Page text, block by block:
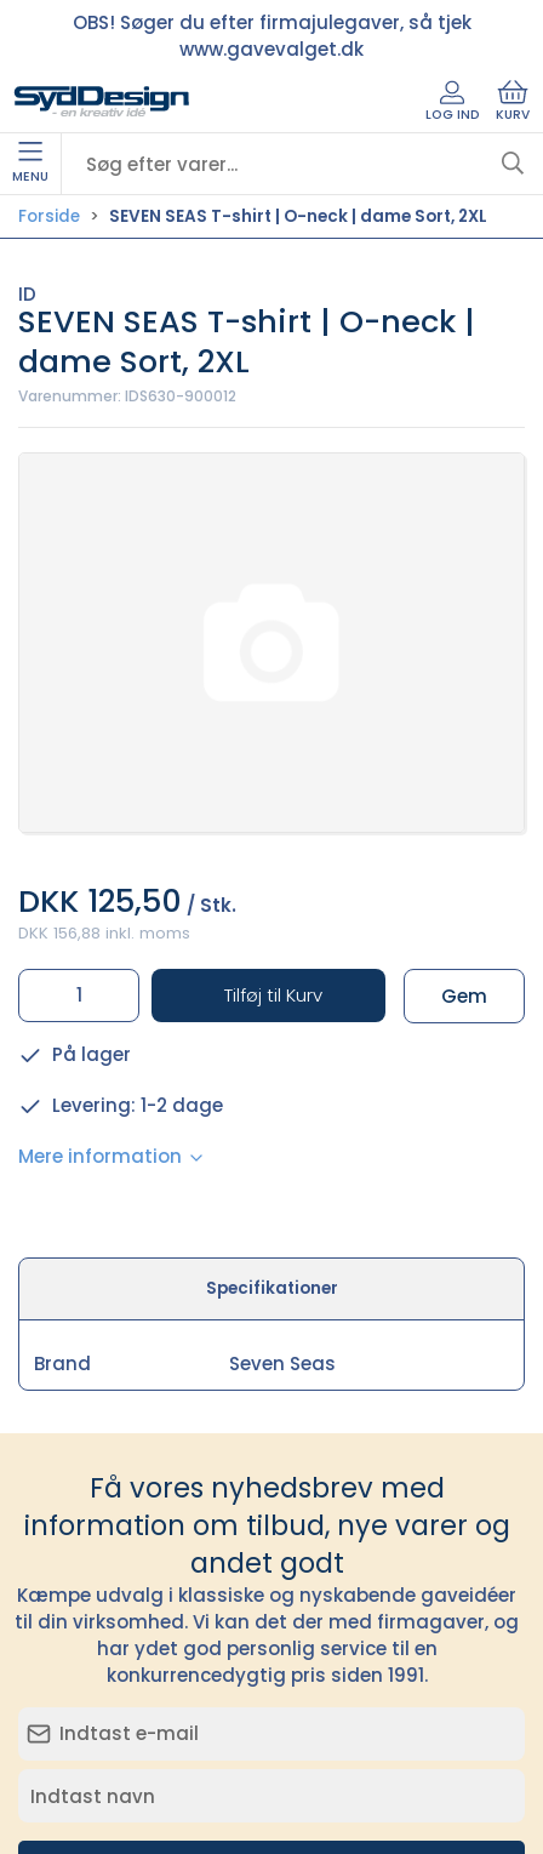
OBS! Søger du efter firmajulegaver, så tjek
www.gavevalget.dk
LOG IND KURV
MENU
Forside SEVEN SEAS T-shirt | O-neck | dame Sort, 2XL
ID
SEVEN SEAS T-shirt | O-neck |
dame Sort, 2XL
Varenummer: IDS630-900012
DKK 125,50 / Stk.
DKK 156,88 inkl. moms
Tilføj til Kurv Gem
På lager
Levering: 1-2 dage
Mere information
Specifikationer
Brand Seven Seas
Få vores nyhedsbrev med
information om tilbud, nye varer og
andet godt
Kæmpe udvalg i klassiske og nyskabende gaveidéer
til din virksomhed. Vi kan det der med firmagaver, og
har ydet god personlig service til en
konkurrencedygtig pris siden 1991.